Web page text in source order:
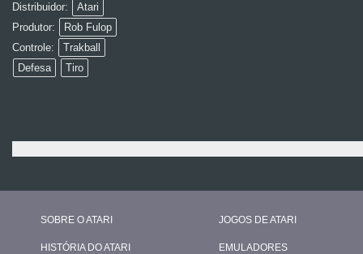
Distribuidor:
Atari
Produtor:
Rob Fulop
Controle:
Trakball
Defesa
Tiro
SOBRE O ATARI
HISTÓRIA DO ATARI
JOGOS DE ATARI
EMULADORES